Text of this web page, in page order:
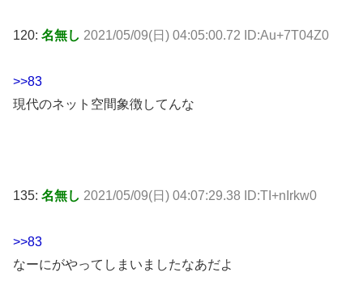
120: 名無し 2021/05/09(日) 04:05:00.72 ID:Au+7T04Z0
>>83
現代のネット空間象徴してんな
135: 名無し 2021/05/09(日) 04:07:29.38 ID:TI+nIrkw0
>>83
なーにがやってしまいましたなあだよ